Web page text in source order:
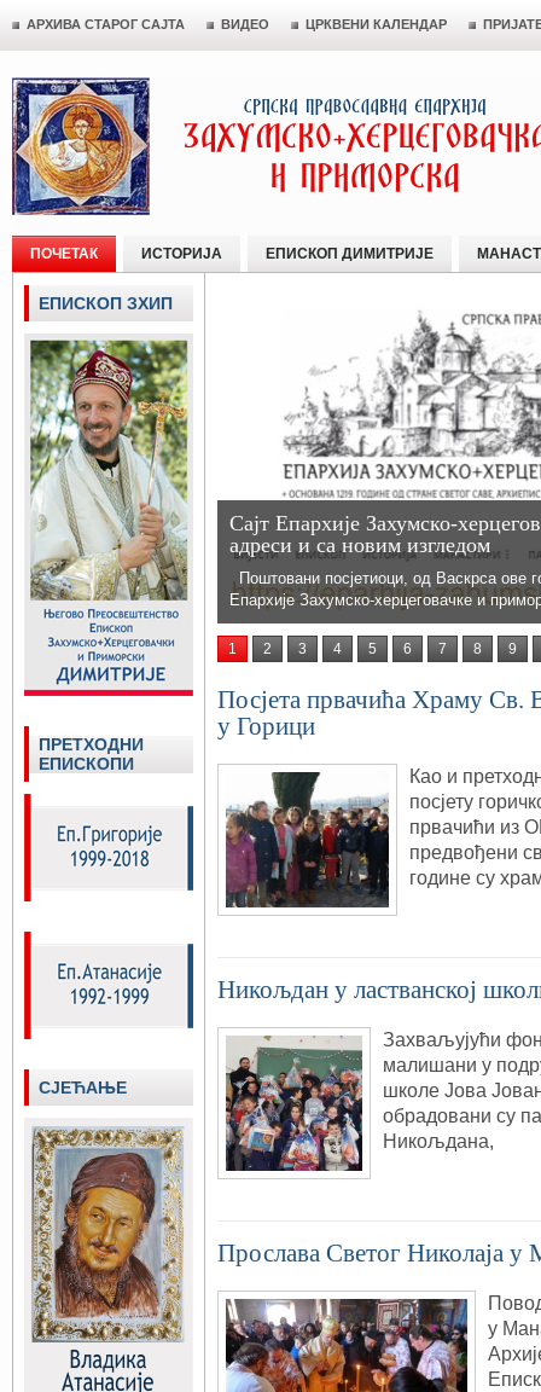
АРХИВА СТАРОГ САЈТА ВИДЕО ЦРКВЕНИ КАЛЕНДАР
ПОЧЕТАК ИСТОРИЈА ЕПИСКОП ДИМИТРИЈЕ
Сајт Епархије Захумско-
адреси и са новим изгледом
Поштовани посјетиоци, од Васкрса ове
Епархије Захумско-херцеговачке и
1 2 3 4 5 6 7 8 9
Посјета првачића Храму Св.
у Горици
Као и
посјету
првачићи из
предвођени
године су
Никољдан у ластванској
Захваљујући
малишани у
школе Јова
обрадовани су
Никољдана,
Прослава Светог Николаја
у
ЕПИСКОП ЗХИП
ПРЕТХОДНИ
ЕПИСКОПИ
СЈЕЋАЊЕ